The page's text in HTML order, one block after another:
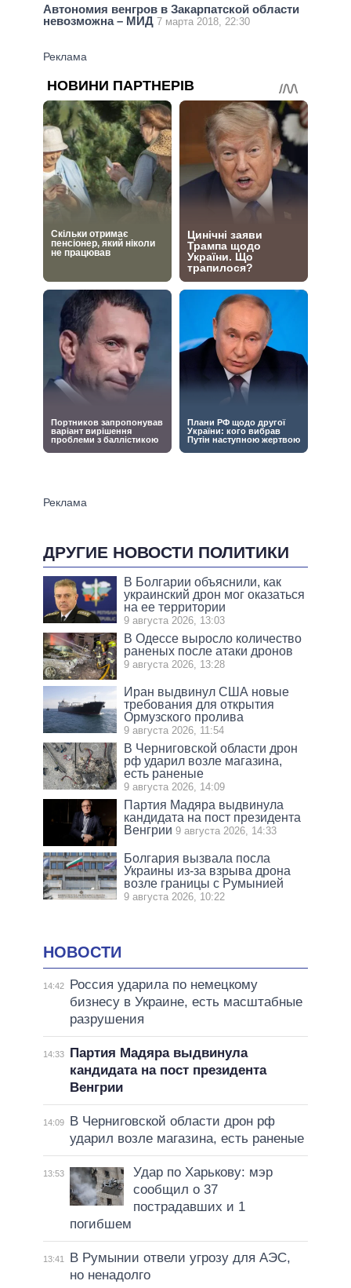
Автономия венгров в Закарпатской области
невозможна – МИД 7 марта 2018, 22:30
ДРУГИЕ НОВОСТИ ПОЛИТИКИ
В Болгарии объяснили, как
украинский дрон мог оказаться
на ее территории
9 августа 2026, 13:03
В Одессе выросло количество
раненых после атаки дронов
9 августа 2026, 13:28
Иран выдвинул США новые
требования для открытия
Ормузского пролива
9 августа 2026, 11:54
В Черниговской области дрон
рф ударил возле магазина,
есть раненые
9 августа 2026, 14:09
Партия Мадяра выдвинула
кандидата на пост президента
Венгрии 9 августа 2026, 14:33
Болгария вызвала посла
Украины из-за взрыва дрона
возле границы с Румынией
9 августа 2026, 10:22
НОВОСТИ
14:42
Россия ударила по немецкому
бизнесу в Украине, есть масштабные
разрушения
14:33
Партия Мадяра выдвинула
кандидата на пост президента
Венгрии
14:09
В Черниговской области дрон рф
ударил возле магазина, есть раненые
13:53
Удар по Харькову: мэр
сообщил о 37
пострадавших и 1
погибшем
13:41
В Румынии отвели угрозу для АЭС,
но ненадолго